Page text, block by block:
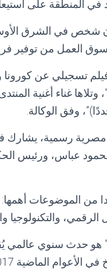
في المنطقة على
العمل من توفير
تسجيلي عن كورونا
وتلاها غناء أغنية
وفق الوكالة.
رسمية، يشارك
عباس، ورئيس
من الموضوعات أهمها:
الرقمي، والتكنولوجيا
هو حدث سنوي عالمي